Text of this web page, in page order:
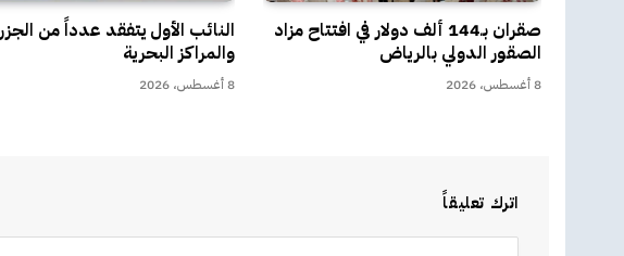
صقران بـ144 ألف دولار في افتتاح مزاد
الصقور الدولي بالرياض
8 أغسطس، 2026
النائب الأول يتفقد عدداً من الجزر
والمراكز البحرية
8 أغسطس، 2026
اترك تعليقاً